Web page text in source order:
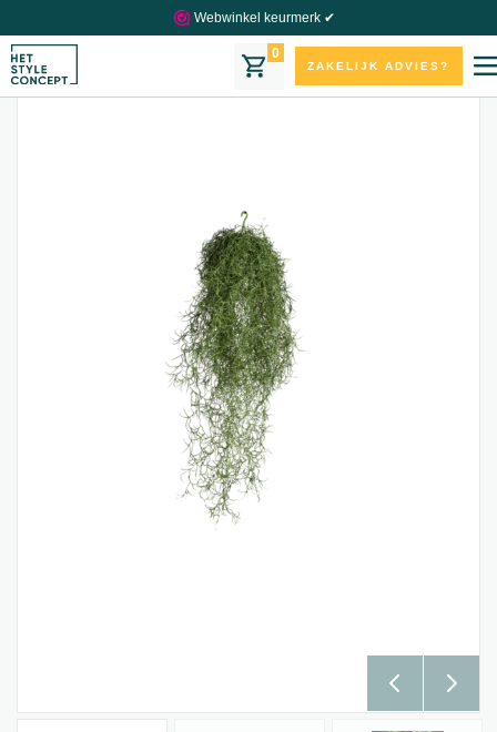
Webwinkel keurmerk ✔
0
ZAKELIJK ADVIES?